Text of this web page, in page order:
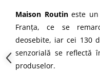
Maison Routineste un
Franța, ce se
deosebite, iar cei 130
senzorială se reflectă
produselor.